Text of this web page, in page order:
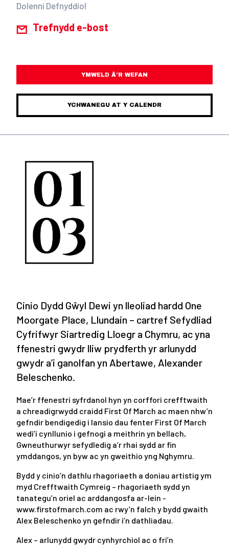
Dolenni Defnyddiol
Trefnydd e-bost
YMWELD Â’R WEFAN
YCHWANEGU AT Y CALENDR
Cinio Dydd Gŵyl Dewi yn lleoliad hardd One
Moorgate Place, Llundain – cartref Sefydliad
Cyfrifwyr Siartredig Lloegr a Chymru, ac yna
ffenestri gwydr lliw prydferth yr arlunydd
gwydr a’i ganolfan yn Abertawe, Alexander
Beleschenko.
Mae’r ffenestri syfrdanol hyn yn corffori crefftwaith
a chreadigrwydd craidd First Of March ac maen nhw’n
gefndir bendigedig i lansio dau fenter First Of March
wedi’i cynllunio i gefnogi a meithrin yn bellach,
Gwneuthurwyr sefydledig a’r rhai sydd ar fin
ymddangos, yn byw ac yn gweithio yng Nghymru.
Bydd y cinio’n dathlu rhagoriaeth a doniau artistig ym
myd Crefftwaith Cymreig – rhagoriaeth sydd yn
tanategu’n oriel ac arddangosfa ar-lein -
www.firstofmarch.com ac rwy’n falch y bydd gwaith
Alex Beleschenko yn gefndir i’n dathliadau.
Alex – arlunydd gwydr cynhyrchiol ac o fri’n